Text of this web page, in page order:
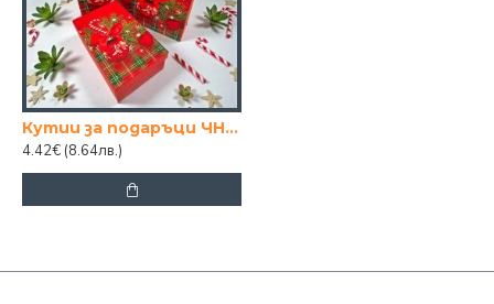
Кутии за подаръци ЧНГ 3бр.
4.42€ (8.64лв.)